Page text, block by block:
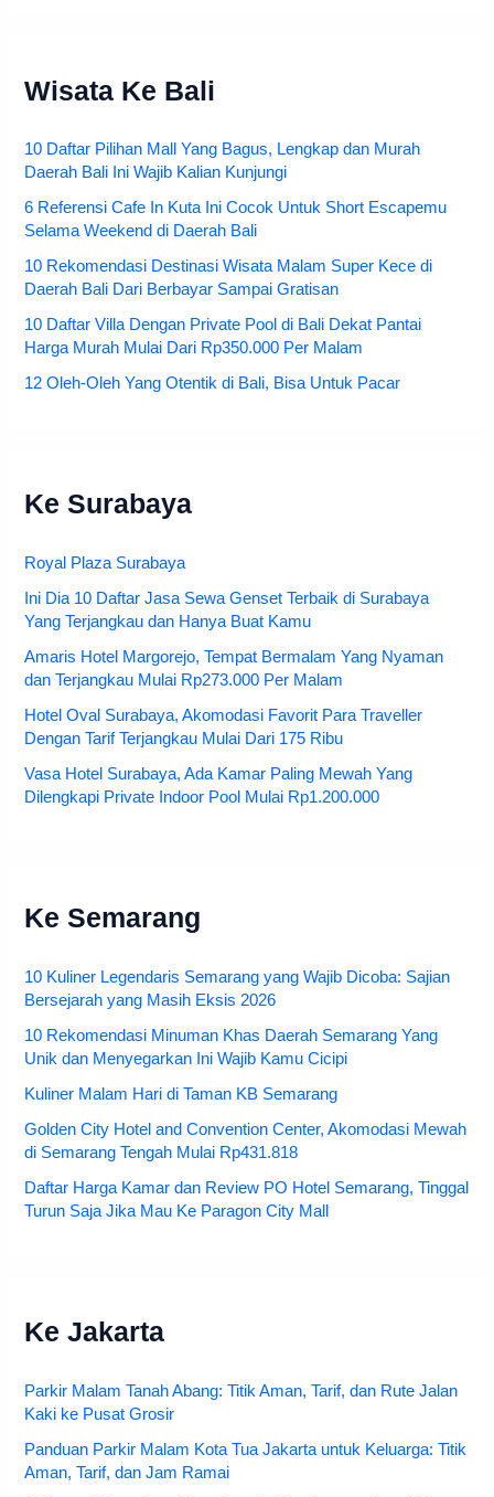
Wisata Ke Bali
10 Daftar Pilihan Mall Yang Bagus, Lengkap dan Murah
Daerah Bali Ini Wajib Kalian Kunjungi
6 Referensi Cafe In Kuta Ini Cocok Untuk Short Escapemu
Selama Weekend di Daerah Bali
10 Rekomendasi Destinasi Wisata Malam Super Kece di
Daerah Bali Dari Berbayar Sampai Gratisan
10 Daftar Villa Dengan Private Pool di Bali Dekat Pantai
Harga Murah Mulai Dari Rp350.000 Per Malam
12 Oleh-Oleh Yang Otentik di Bali, Bisa Untuk Pacar
Ke Surabaya
Royal Plaza Surabaya
Ini Dia 10 Daftar Jasa Sewa Genset Terbaik di Surabaya
Yang Terjangkau dan Hanya Buat Kamu
Amaris Hotel Margorejo, Tempat Bermalam Yang Nyaman
dan Terjangkau Mulai Rp273.000 Per Malam
Hotel Oval Surabaya, Akomodasi Favorit Para Traveller
Dengan Tarif Terjangkau Mulai Dari 175 Ribu
Vasa Hotel Surabaya, Ada Kamar Paling Mewah Yang
Dilengkapi Private Indoor Pool Mulai Rp1.200.000
Ke Semarang
10 Kuliner Legendaris Semarang yang Wajib Dicoba: Sajian
Bersejarah yang Masih Eksis 2026
10 Rekomendasi Minuman Khas Daerah Semarang Yang
Unik dan Menyegarkan Ini Wajib Kamu Cicipi
Kuliner Malam Hari di Taman KB Semarang
Golden City Hotel and Convention Center, Akomodasi Mewah
di Semarang Tengah Mulai Rp431.818
Daftar Harga Kamar dan Review PO Hotel Semarang, Tinggal
Turun Saja Jika Mau Ke Paragon City Mall
Ke Jakarta
Parkir Malam Tanah Abang: Titik Aman, Tarif, dan Rute Jalan
Kaki ke Pusat Grosir
Panduan Parkir Malam Kota Tua Jakarta untuk Keluarga: Titik
Aman, Tarif, dan Jam Ramai